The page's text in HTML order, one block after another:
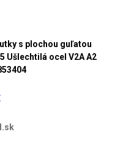
s plochou guľatou
Ušlechtilá ocel V2A A2